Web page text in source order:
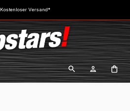
Kostenloser Versand*